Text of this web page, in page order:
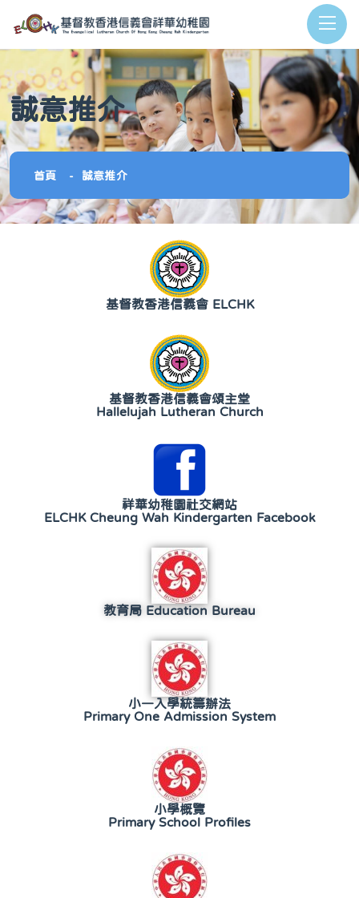
誠意推介
首頁 誠意推介
基督教香港信義會 ELCHK
基督教香港信義會頌主堂
Hallelujah Lutheran Church
祥華幼稚園社交網站
ELCHK Cheung Wah Kindergarten Facebook
教育局 Education Bureau
小一入學統籌辦法
Primary One Admission System
小學概覽
Primary School Profiles